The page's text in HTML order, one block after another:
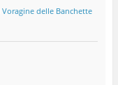
Voragine delle Banchette